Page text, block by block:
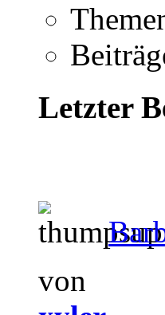
Letzter
von